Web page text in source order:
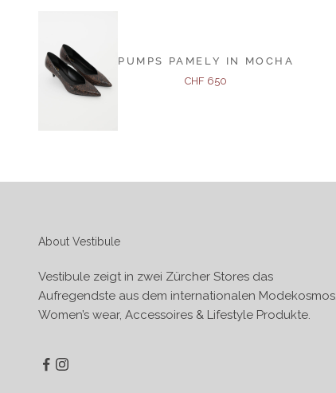
PUMPS PAMELY IN MOCHA
Angebot
CHF 650
About Vestibule
Vestibule zeigt in zwei Zürcher Stores das
Aufregendste aus dem internationalen Modekosmos.
Women’s wear, Accessoires & Lifestyle Produkte.